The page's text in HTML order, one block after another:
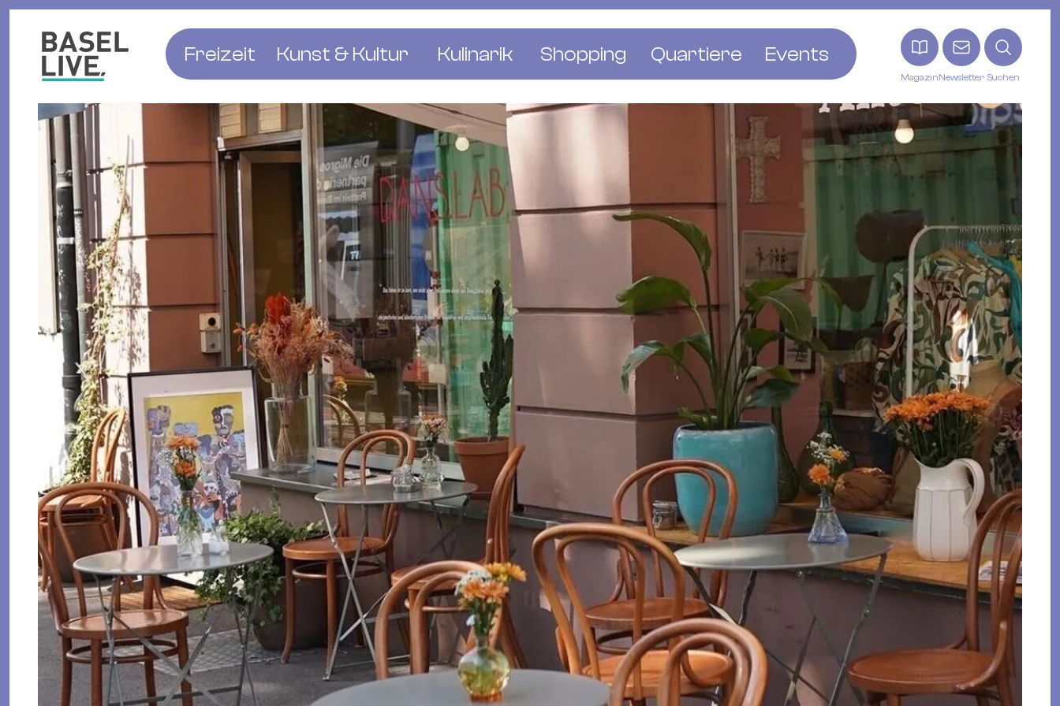
MagazinNewsletter Suchen
Freizeit
Musik & Konzerte
Club & Party
Familie & Kinder
Kino & Film
Hotels
Natur & Parks
Kunst & Kultur
Museen
Theater
Galerien & Ausstellungen
Literatur & Bücher
Kulinarik
Restaurants
Bars & Pubs
Cafés & Tea Rooms
Bäckereien & Konditoreien
Shopping
Mode & Kleider
Concept Stores
Wohnen & Leben
Schmuck & Uhren
Blumen & Pflanzen
Quartiere
Altstadt
Bachletten
Gundeldingen
Kleinbasel
Klybeck
St. Johann
Wettstein
Events